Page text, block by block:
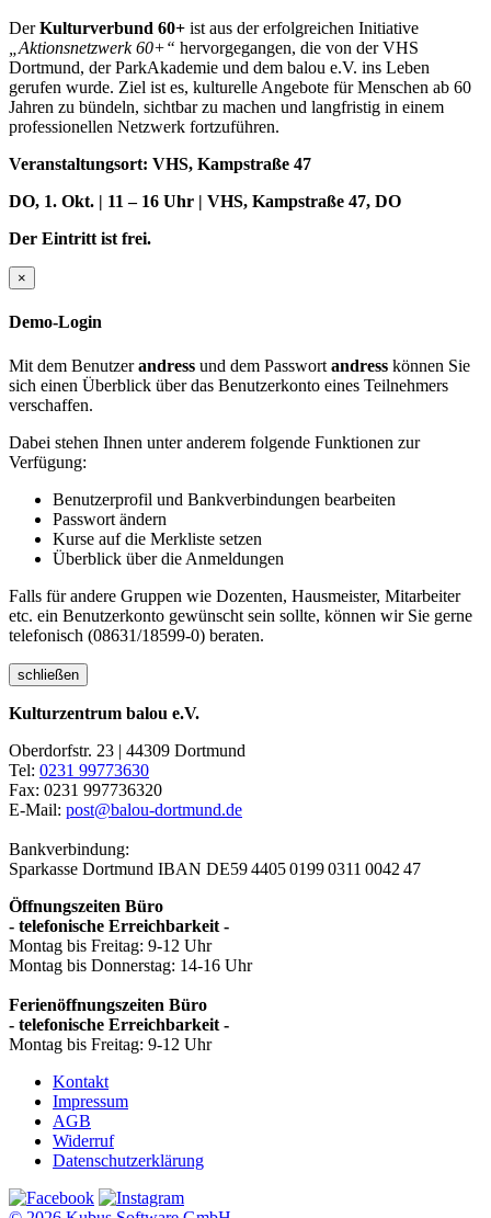
DerKulturverbund 60+ ist aus der erfolgreichen Initiative
„Aktionsnetzwerk 60+“ hervorgegangen, die von der VHS
Dortmund, der ParkAkademie und dem balou e.V. ins Leben
gerufen wurde. Ziel ist es, kulturelle Angebote für Menschen ab 60
Jahren zu bündeln, sichtbar zu machen und langfristig in einem
professionellen Netzwerk fortzuführen.
Veranstaltungsort: VHS, Kampstraße 47
DO, 1. Okt. | 11 – 16 Uhr | VHS, Kampstraße 47, DO
Der Eintritt ist frei.
×
Demo-Login
Mit dem Benutzerandress und dem Passwort andress können Sie
sich einen Überblick über das Benutzerkonto eines Teilnehmers
verschaffen.
Dabei stehen Ihnen unter anderem folgende Funktionen zur
Verfügung:
Benutzerprofil und Bankverbindungen bearbeiten
Passwort ändern
Kurse auf die Merkliste setzen
Überblick über die Anmeldungen
Falls für andere Gruppen wie Dozenten, Hausmeister, Mitarbeiter
etc. ein Benutzerkonto gewünscht sein sollte, können wir Sie gerne
telefonisch (08631/18599-0) beraten.
schließen
Kulturzentrum balou e.V.
Oberdorfstr. 23 | 44309 Dortmund
Tel: 0231 99773630
Fax: 0231 997736320
E-Mail: post@balou-dortmund.de
Bankverbindung:
Sparkasse Dortmund IBAN DE59 4405 0199 0311 0042 47
Öffnungszeiten Büro
- telefonische Erreichbarkeit -
Montag bis Freitag: 9-12 Uhr
Montag bis Donnerstag: 14-16 Uhr
Ferienöffnungszeiten Büro
- telefonische Erreichbarkeit -
Montag bis Freitag: 9-12 Uhr
Kontakt
Impressum
AGB
Widerruf
Datenschutzerklärung